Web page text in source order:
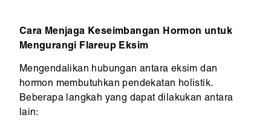
Cara Menjaga Keseimbangan Hormon untuk
Mengurangi Flareup Eksim
Mengendalikan hubungan antara eksim dan
hormon membutuhkan pendekatan holistik.
Beberapa langkah yang dapat dilakukan antara
lain: